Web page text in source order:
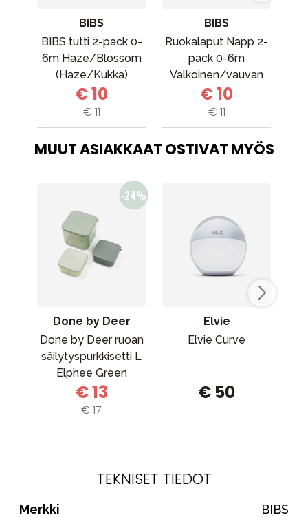
BIBS
BIBS tutti 2-pack 0-
6m Haze/Blossom
(Haze/Kukka)
€ 10
€ 11
BIBS
Ruokalaput Napp 2-
pack 0-6m
Valkoinen/vauvan
sininen
€ 10
€ 11
MUUT ASIAKKAAT OSTIVAT MYÖS
Done by Deer
Done by Deer ruoan
säilytyspurkkisetti L
Elphee Green
€ 13
€ 17
Elvie
Elvie Curve
€ 50
TEKNISET TIEDOT
Merkki
BIBS